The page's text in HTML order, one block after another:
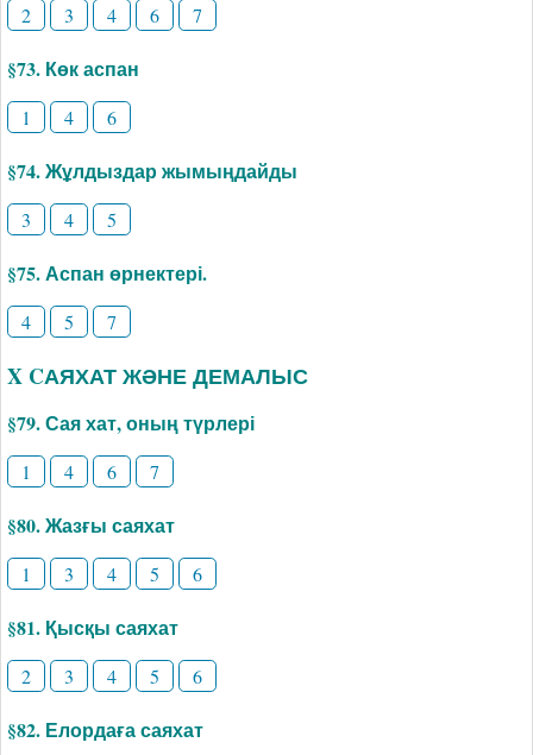
2 3 4 6 7
§73. Көк аспан
1 4 6
§74. Жұлдыздар жымыңдайды
3 4 5
§75. Аспан өрнектері.
4 5 7
X CАЯХАТ ЖӘНЕ ДЕМАЛЫС
§79. Сая хат, оның түрлері
1 4 6 7
§80. Жазғы саяхат
1 3 4 5 6
§81. Қысқы саяхат
2 3 4 5 6
§82. Елордаға саяхат